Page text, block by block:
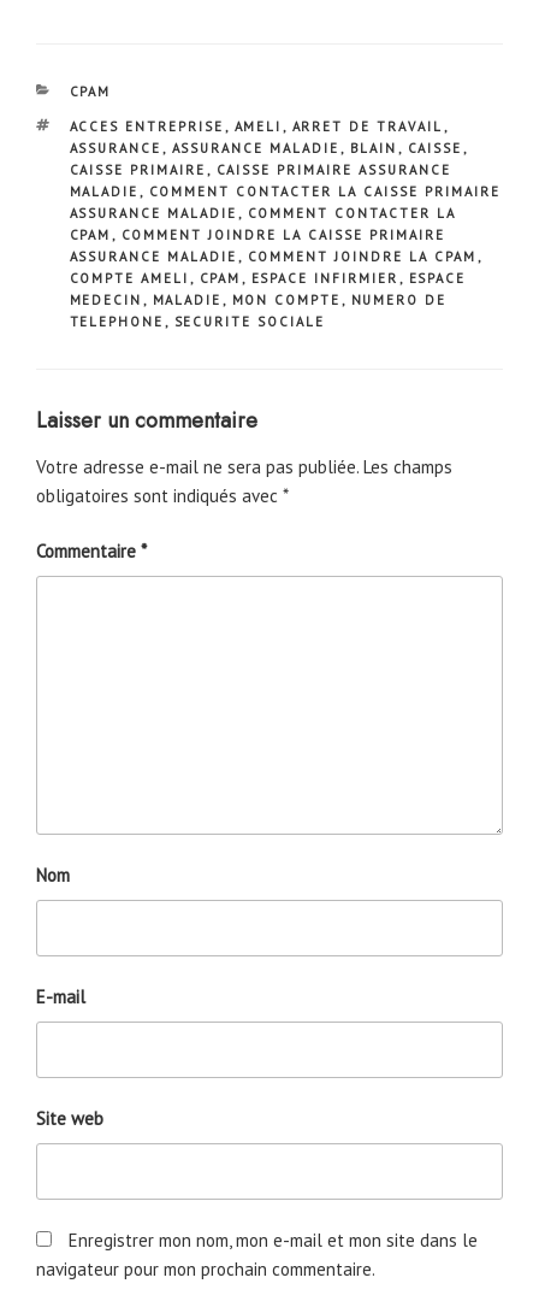
CATÉGORIES
CPAM
ÉTIQUETTES
ACCES ENTREPRISE , AMELI , ARRET DE TRAVAIL ,
ASSURANCE , ASSURANCE MALADIE , BLAIN , CAISSE ,
CAISSE PRIMAIRE , CAISSE PRIMAIRE ASSURANCE
MALADIE , COMMENT CONTACTER LA CAISSE PRIMAIRE
ASSURANCE MALADIE , COMMENT CONTACTER LA
CPAM , COMMENT JOINDRE LA CAISSE PRIMAIRE
ASSURANCE MALADIE , COMMENT JOINDRE LA CPAM ,
COMPTE AMELI , CPAM , ESPACE INFIRMIER , ESPACE
MEDECIN , MALADIE , MON COMPTE , NUMERO DE
TELEPHONE , SECURITE SOCIALE
Laisser un commentaire
Votre adresse e-mail ne sera pas publiée. Les champs
obligatoires sont indiqués avec *
Commentaire *
Nom
E-mail
Site web
Enregistrer mon nom, mon e-mail et mon site dans le
navigateur pour mon prochain commentaire.